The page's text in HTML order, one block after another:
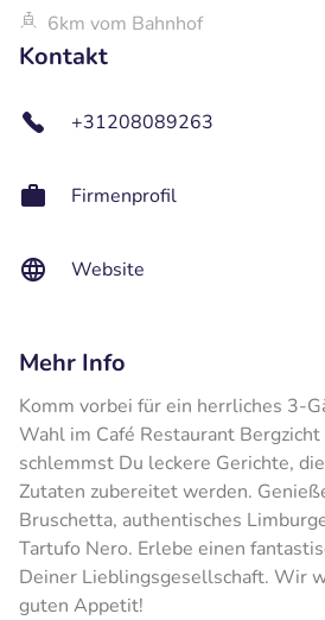
6km vom Bahnhof
Kontakt
+31208089263
Firmenprofil
Website
Mehr Info
Komm vorbei für ein herrliches 3-
Wahl im Café Restaurant
schlemmst Du leckere Gerichte,
Zutaten zubereitet werden.
Bruschetta, authentisches
Tartufo Nero. Erlebe einen
Deiner Lieblingsgesellschaft. Wir
guten Appetit!